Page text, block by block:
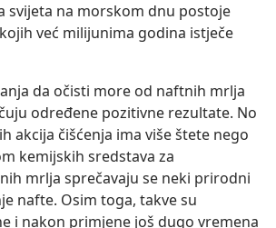
svijeta na morskom dnu postoje
već milijunima godina istječe
da očisti more od naftnih mrlja
određene pozitivne rezultate. No
akcija čišćenja ima više štete nego
kemijskih sredstava za
mrlja sprečavaju se neki prirodni
nafte. Osim toga, takve su
i nakon primjene još dugo vremena